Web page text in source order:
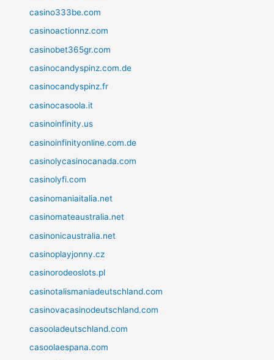
casino333be.com
casinoactionnz.com
casinobet365gr.com
casinocandyspinz.com.de
casinocandyspinz.fr
casinocasoola.it
casinoinfinity.us
casinoinfinityonline.com.de
casinolycasinocanada.com
casinolyfi.com
casinomaniaitalia.net
casinomateaustralia.net
casinonicaustralia.net
casinoplayjonny.cz
casinorodeoslots.pl
casinotalismaniadeutschland.com
casinovacasinodeutschland.com
casooladeutschland.com
casoolaespana.com